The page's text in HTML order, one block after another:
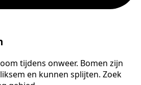
tijdens onweer. Bomen zijn
en kunnen splijten. Zoek